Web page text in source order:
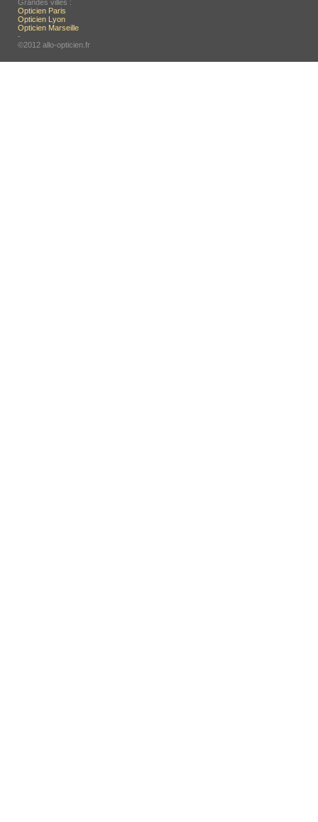
Grandes villes :
Opticien Paris
Opticien Lyon
Opticien Marseille
-
©2012 allo-opticien.fr